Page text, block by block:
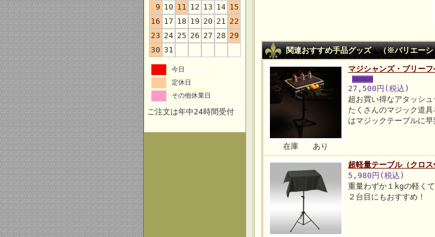
9 10 11 12 13 14 15
16 17 18 19 20 21 22
23 24 25 26 27 28 29
30 31
今日
定休日
その他休業日
ご注文は年中24時間受付
関連おすすめ手品グッズ （※バリエーシ
在庫 あり
マジシャンズ・ブリー
27,500円(税込)
超お買い得なアタッシ
たくさんのマジック道
はマジックテーブルに
超軽量テーブル（クロ
5,980円(税込)
重量わずか１kgの軽く
２台目にもおすすめ！